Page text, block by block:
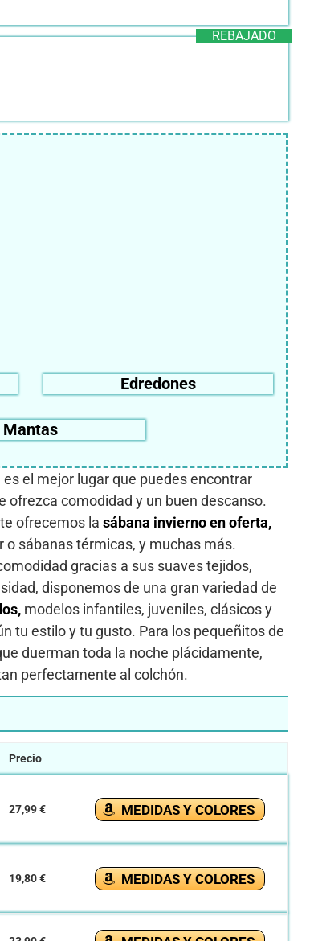
REBAJADO
Edredones
Mantas
el mejor lugar que puedes encontrar
ofrezca comodidad y un buen descanso.
ofrecemos la sábana invierno en oferta,
sábanas térmicas, y muchas más.
gracias a sus suaves tejidos,
disponemos de una gran variedad de
modelos infantiles, juveniles, clásicos y
tu estilo y tu gusto. Para los pequeñitos de
duerman toda la noche plácidamente,
perfectamente al colchón.
Precio
27,99 € MEDIDAS Y COLORES
19,80 € MEDIDAS Y COLORES